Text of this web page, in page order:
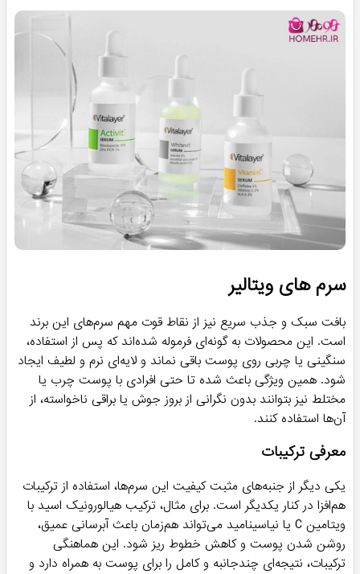
سرم های ویتالیر
بافت سبک و جذب سریع نیز از نقاط قوت مهم سرم‌های این برند
است. این محصولات به گونه‌ای فرموله شده‌اند که پس از استفاده،
سنگینی یا چربی روی پوست باقی نماند و لایه‌ای نرم و لطیف ایجاد
شود. همین ویژگی باعث شده تا حتی افرادی با پوست چرب یا
مختلط نیز بتوانند بدون نگرانی از بروز جوش یا براقی ناخواسته، از
آن‌ها استفاده کنند.
معرفی ترکیبات
یکی دیگر از جنبه‌های مثبت کیفیت این سرم‌ها، استفاده از ترکیبات
هم‌افزا در کنار یکدیگر است. برای مثال، ترکیب هیالورونیک اسید با
ویتامین C یا نیاسینامید می‌تواند هم‌زمان باعث آبرسانی عمیق،
روشن شدن پوست و کاهش خطوط ریز شود. این هماهنگی
ترکیبات، نتیجه‌ای چندجانبه و کامل را برای پوست به همراه دارد و